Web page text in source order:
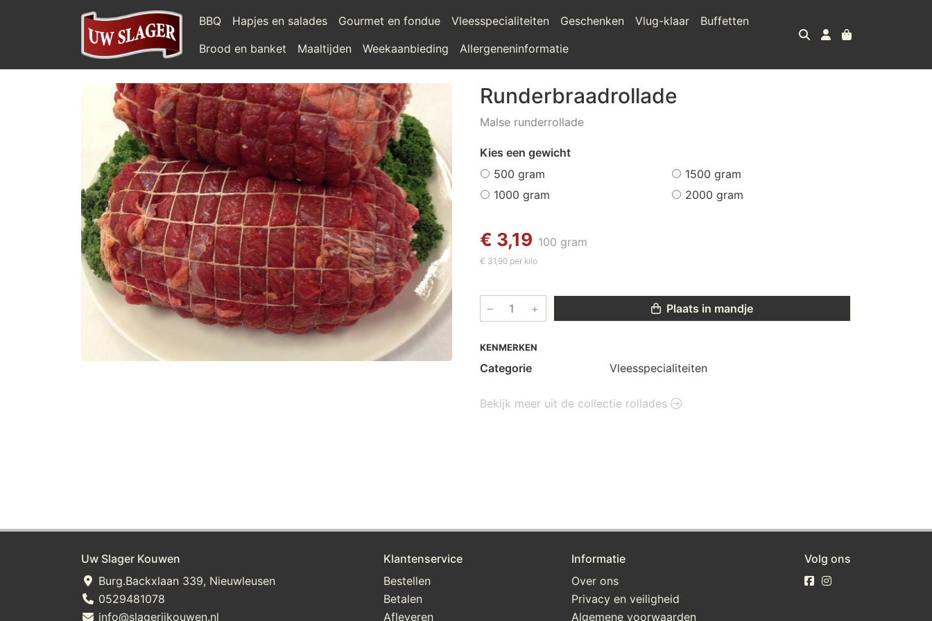
BBQ Hapjes en salades Gourmet en fondue Vleesspecialiteiten Geschenken Vlug-klaar
Buffetten
Brood en banket
Maaltijden Weekaanbieding Allergeneninformatie
Runderbraadrollade
Malse runderrollade
Kies een gewicht
500 gram
1000 gram
1500 gram
2000 gram
€ 3,19 100 gram
€ 31,90 per kilo
– + Plaats in mandje
KENMERKEN
Categorie Vleesspecialiteiten
Bekijk meer uit de collectie rollades
Uw Slager Kouwen
Burg.Backxlaan 339, Nieuwleusen
0529481078
info@slagerijkouwen.nl
Klantenservice
Bestellen
Betalen
Afleveren
Informatie
Over ons
Privacy en veiligheid
Algemene voorwaarden
Volg ons